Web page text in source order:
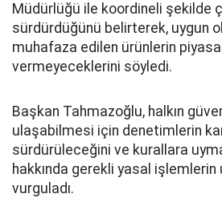
Müdürlüğü ile koordineli şekilde
sürdürdüğünü belirterek, uygun
muhafaza edilen ürünlerin
vermeyeceklerini söyledi.
Başkan Tahmazoğlu, halkın
ulaşabilmesi için denetimlerin
sürdürüleceğini ve kurallara
hakkında gerekli yasal işlemlerin
vurguladı.